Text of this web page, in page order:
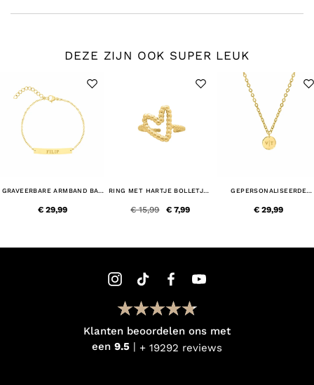
DEZE ZIJN OOK SUPER LEUK
GRAVEERBARE ARMBAND BAR
€ 29,99
RING MET HARTJE BOLLETJES
€ 7,99
€ 15,99
GEPERSONALISEERDE
€ 29,99
Klanten beoordelen ons met
een 9.5 + 19292 reviews